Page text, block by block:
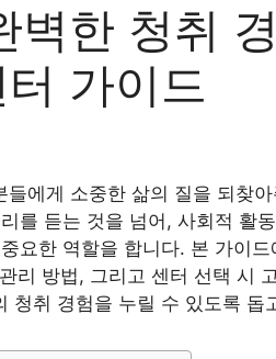
벽한 청취
가이드
에게 소중한 삶의 질을 되찾
를 듣는 것을 넘어, 사회적 활
요한 역할을 합니다. 본 가이
리 방법, 그리고 센터 선택 시
청취 경험을 누릴 수 있도록 돕